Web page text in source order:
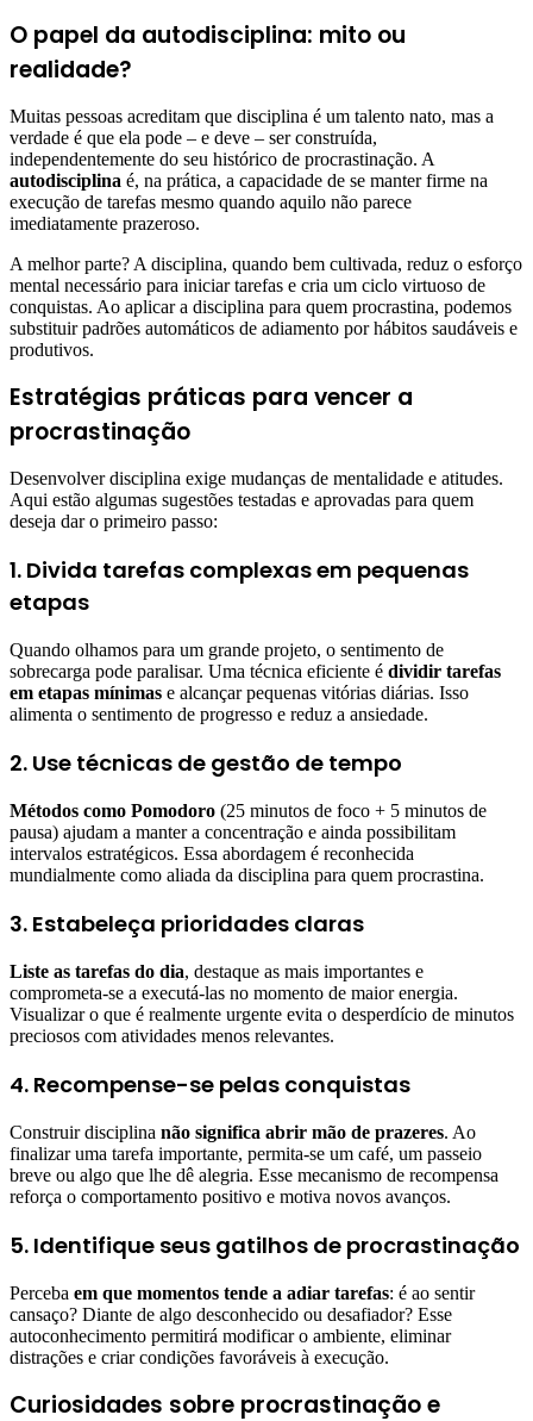
O papel da autodisciplina: mito ou
realidade?
Muitas pessoas acreditam que disciplina é um talento nato, mas a
verdade é que ela pode – e deve – ser construída,
independentemente do seu histórico de procrastinação. A
autodisciplina é, na prática, a capacidade de se manter firme na
execução de tarefas mesmo quando aquilo não parece
imediatamente prazeroso.
A melhor parte? A disciplina, quando bem cultivada, reduz o esforço
mental necessário para iniciar tarefas e cria um ciclo virtuoso de
conquistas. Ao aplicar a disciplina para quem procrastina, podemos
substituir padrões automáticos de adiamento por hábitos saudáveis e
produtivos.
Estratégias práticas para vencer a
procrastinação
Desenvolver disciplina exige mudanças de mentalidade e atitudes.
Aqui estão algumas sugestões testadas e aprovadas para quem
deseja dar o primeiro passo:
1. Divida tarefas complexas em pequenas
etapas
Quando olhamos para um grande projeto, o sentimento de
sobrecarga pode paralisar. Uma técnica eficiente é dividir tarefas
em etapas mínimas e alcançar pequenas vitórias diárias. Isso
alimenta o sentimento de progresso e reduz a ansiedade.
2. Use técnicas de gestão de tempo
Métodos como Pomodoro (25 minutos de foco + 5 minutos de
pausa) ajudam a manter a concentração e ainda possibilitam
intervalos estratégicos. Essa abordagem é reconhecida
mundialmente como aliada da disciplina para quem procrastina.
3. Estabeleça prioridades claras
Liste as tarefas do dia, destaque as mais importantes e
comprometa-se a executá-las no momento de maior energia.
Visualizar o que é realmente urgente evita o desperdício de minutos
preciosos com atividades menos relevantes.
4. Recompense-se pelas conquistas
Construir disciplina não significa abrir mão de prazeres. Ao
finalizar uma tarefa importante, permita-se um café, um passeio
breve ou algo que lhe dê alegria. Esse mecanismo de recompensa
reforça o comportamento positivo e motiva novos avanços.
5. Identifique seus gatilhos de procrastinação
Perceba em que momentos tende a adiar tarefas: é ao sentir
cansaço? Diante de algo desconhecido ou desafiador? Esse
autoconhecimento permitirá modificar o ambiente, eliminar
distrações e criar condições favoráveis à execução.
Curiosidades sobre procrastinação e